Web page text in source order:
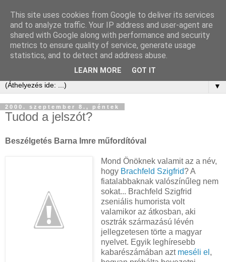
Kis Ervin Egon | e-ker blog
Elektronikus kereskedelem tanácsadás és blog -
laikusoknak, kezdőknek, érdeklődőknek és profiknak
▼
2000. szeptember 8., péntek
Tudod a jelszót?
Beszélgetés Barna Imre műfordítóval
Mond Önöknek valamit az a név,
hogy Brachfeld Szigfrid? A
fiatalabbaknak valószínűleg nem
sokat... Brachfeld Szigfrid
zseniális humorista volt
valamikor az átkosban, aki
osztrák származású lévén
jellegzetesen törte a magyar
nyelvet. Egyik leghíresebb
kabarészámában azt meséli el ,
This site uses cookies from Google to deliver its services
and to analyze traffic. Your IP address and user-agent are
shared with Google along with performance and security
metrics to ensure quality of service, generate usage
statistics, and to detect and address abuse.
LEARN MORE GOT IT